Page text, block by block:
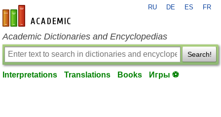
en-academic.com
RU DE ES FR
Academic Dictionaries and Encyclopedias
Search!
Interpretations Translations Books Игры ⚽